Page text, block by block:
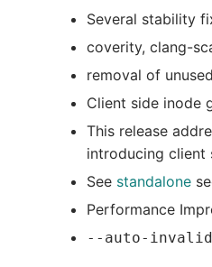
Several stability
coverity, clang-
removal of
Client side inode
This release
introducing client
See standalone
Performance
--auto-